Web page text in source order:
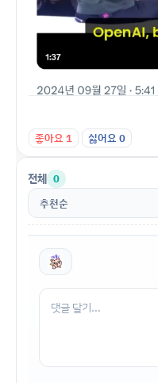
좋아요1 싫어요0
전체 0